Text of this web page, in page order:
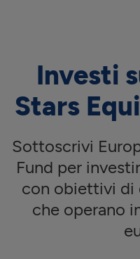
Investi
Stars
Sottoscrivi
Fund per
con obiettivi di
che operano